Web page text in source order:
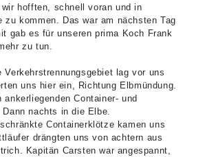
hofften, schnell voran und in
zu kommen. Das war am nächsten Tag
gab es für unseren prima Koch Frank
zu tun.
Verkehrstrennungsgebiet lag vor uns
uns hier ein, Richtung Elbmündung.
ankerliegenden Container- und
Dann nachts in die Elbe.
Containerklötze kamen uns
drängten uns von achtern aus
Kapitän Carsten war angespannt,